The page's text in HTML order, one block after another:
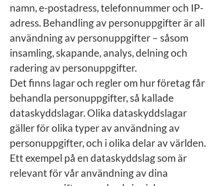
namn, e-postadress, telefonnummer och IP-
adress. Behandling av personuppgifter är all
användning av personuppgifter – såsom
insamling, skapande, analys, delning och
radering av personuppgifter.
Det finns lagar och regler om hur företag får
behandla personuppgifter, så kallade
dataskyddslagar. Olika dataskyddslagar
gäller för olika typer av användning av
personuppgifter, och i olika delar av världen.
Ett exempel på en dataskyddslag som är
relevant för vår användning av dina